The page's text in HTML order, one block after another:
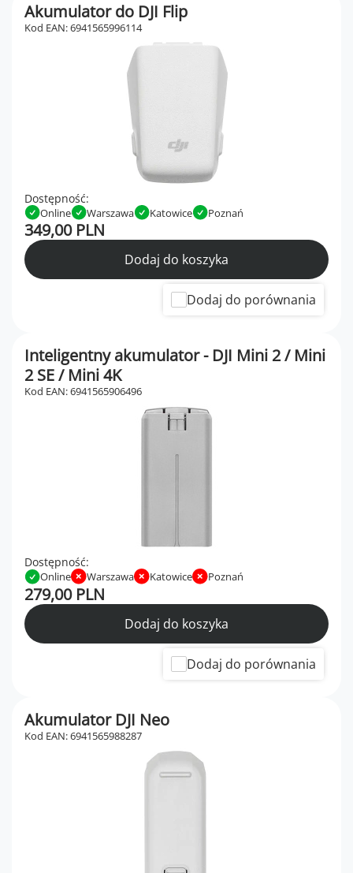
Akumulator do DJI Flip
Kod EAN: 6941565996114
Dostępność:
Online Warszawa Katowice Poznań
349,00 PLN
Dodaj do koszyka
Dodaj do porównania
Inteligentny akumulator - DJI Mini 2 / Mini
2 SE / Mini 4K
Kod EAN: 6941565906496
Dostępność:
Online Warszawa Katowice Poznań
279,00 PLN
Dodaj do koszyka
Dodaj do porównania
Akumulator DJI Neo
Kod EAN: 6941565988287